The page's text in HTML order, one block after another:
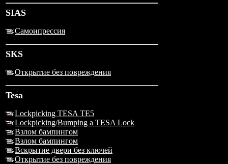
SIAS
Самоипрессия
SKS
Открытие без повреждения
Tesa
Lockpicking TESA TE5
Lockpicking/Bumping a TESA Lock
Взлом бампингом
Взлом бампингом
Вскрытие двери без ключей
Открытие без повреждения